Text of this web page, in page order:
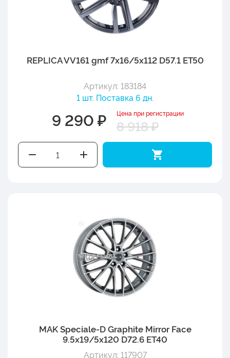
REPLICA VV161 gmf 7x16/5x112 D57.1 ET50
Артикул: 183184
1 шт. Поставка 6 дн.
9 290 ₽ Цена при регистрации
8 918 ₽
MAK Speciale-D Graphite Mirror Face
9.5x19/5x120 D72.6 ET40
Артикул: 117907